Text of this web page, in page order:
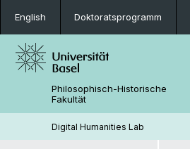
English Doktoratsprogramm
Philosophisch-Historische
Fakultät
Digital Humanities Lab